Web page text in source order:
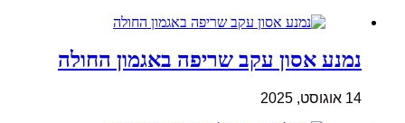
נמנע אסון עקב שריפה באגמון החולה
14 אוגוסט, 2025